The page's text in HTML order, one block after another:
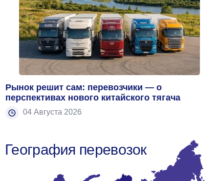
04 Августа 2026
Рынок решит сам: перевозчики — о
перспективах нового китайского тягача
География перевозок